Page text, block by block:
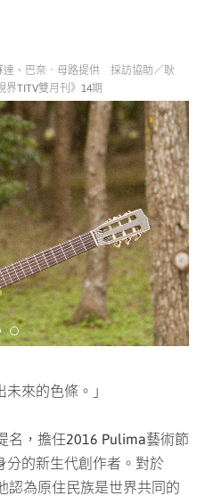
果專區
達、巴奈‧母路提供 採訪協助／耿
TITV雙月刊》14期
來的色條。」
名，擔任2016 Pulima藝術節
分的新生代創作者。對於
認為原住民族是世界共同的